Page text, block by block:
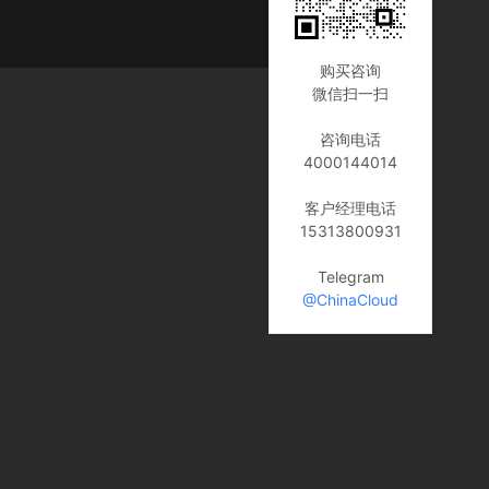
购买咨询
微信扫一扫
咨询电话
4000144014
客户经理电话
15313800931
Telegram
@ChinaCloud